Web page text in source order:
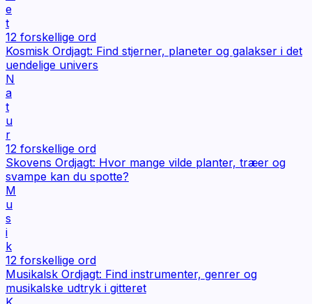
e
t
12 forskellige ord
Kosmisk Ordjagt: Find stjerner, planeter og galakser i det
uendelige univers
N
a
t
u
r
12 forskellige ord
Skovens Ordjagt: Hvor mange vilde planter, træer og
svampe kan du spotte?
M
u
s
i
k
12 forskellige ord
Musikalsk Ordjagt: Find instrumenter, genrer og
musikalske udtryk i gitteret